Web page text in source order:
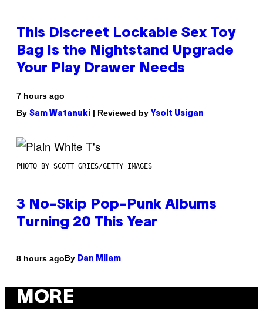
This Discreet Lockable Sex Toy
Bag Is the Nightstand Upgrade
Your Play Drawer Needs
7 hours ago
By Sam Watanuki | Reviewed by Ysolt Usigan
PHOTO BY SCOTT GRIES/GETTY IMAGES
3 No-Skip Pop-Punk Albums
Turning 20 This Year
8 hours agoBy Dan Milam
MORE